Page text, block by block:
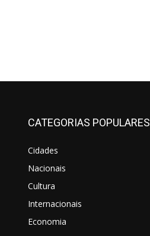
CATEGORIAS POPULARES
Cidades
Nacionais
Cultura
Internacionais
Economia